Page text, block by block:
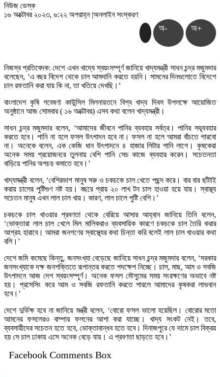
নিউজ ডেস্ক
১৬ অক্টোবর ২০২৩, ৬:২২ অপরাহ্ন |অনলাইন সংস্করণ
অ- অ+
নিজস্ব প্রতিবেদক: দেশে এখন খাদ্যে স্বয়ংসম্পূর্ণ জানিয়ে খাদ্যমন্ত্রী সাধন চন্দ্র মজুমদার
বলেছেন, ‘এ বছর বিদেশ থেকে চাল আমদানি করতে হয়নি। সামনের দিনগুলোতে বিদেশে
চাল রফতানি করা যায় কি না, তা খতিয়ে দেখছি।’
বাংলাদেশ কৃষি গবেষণা কাউন্সিল মিলনায়তনে বিশ্ব খাদ্য দিবস উপলক্ষে আয়োজিত
অনুষ্ঠানে আজ সোমবার ( ১৬ অক্টোবর) এসব কথা বলেন খাদ্যমন্ত্রী।
সাধন চন্দ্র মজুমদার বলেন, ‘আমাদের জীবনে পানির ব্যবহার সর্বত্র। পানির সদ্ব্যবহার
করতে হবে। পানি না হলে ফসল উৎপাদন হবে না। ফসল না হলে আমরা বাঁচতে পারবো
না। অনেকে বলেন, এক কেজি ধান উৎপাদনে ৪ হাজার লিটার পানি লাগে। কৃষকেরা
অনেক সময় প্রয়োজনরে তুলনায় বেশি পানি সেচ কাজে ব্যবহার করেন। সচেতনতা
বাড়িয়ে পানির অপচয় কমাতে হবে।’
খাদ্যমন্ত্রী বলেন, ‘বেশিরভাগ মানুষ সরু ও চকচকে চাল খেতে পছন্দ করে। বার বার ছাঁটাই
করায় চালের পুষ্টিগুণ নষ্ট হয়। বছরে প্রায় ২০ লাখ টন চাল হাওয়া হয়ে যায়। স্বাস্থ্য
সচেতন মানুষ এখন লাল চাল খায়। কারণ, লাল চালে পুষ্টি বেশি।’
চকচকে চাল খাওয়ার প্রবণতা থেকে বেরিয়ে আসার আহ্বান জানিয়ে তিনি বলেন,
‘ভোক্তারা লাল চাল খেলে মিল মালিকরাও ব্যবসায়িক কারণে চকচকে চাল তৈরি করার
আগ্রহ হারাবে। আমরা জনগণের স্বাস্থ্যের কথা চিন্তা করি বলেই লাল চাল খাওয়ার কথা
বলি।’
দেশে জমি কমেছে কিন্তু, জনসংখ্যা বেড়েছে জানিয়ে সাধন চন্দ্র মজুমদার বলেন, ‘সরকার
জনসংখ্যাকে দক্ষ জনশক্তিতে রূপান্তর করতে পদক্ষেপ নিচ্ছে। চাল, মাছ, আম ও সবজি
উৎপাদনে আজ দেশ স্বয়ংসম্পূর্ণ। অনেক ফসল মৌসুমের সময় সংরক্ষণের অভাবে নষ্ট
হয়। প্রসেসিং করে আম ও সবজি রফতানি করতে পারলে আমাদের কৃষকরা লাভবান
হবে।’
দেশে দুর্ভিক্ষ হবে না জানিয়ে মন্ত্রী বলেন, ‘বোরো ফসল ভালো হয়েছিল। বোরোর মতো
আমনের ফসলেরও বাম্পার ফলনের আশা করা যাচ্ছে। খাদ্য সংকট নেই। তবে,
ব্যবসায়ীদের সচেতন হতে হবে, ভোক্তাবান্ধব হতে হবে। দিনাজপুরে যে দামে চাল বিক্রয়
হয় সে চাল ঢাকায় এসে অনেক বেড়ে যায়। এ প্রবণতা ছাড়তে হবে।’
Facebook Comments Box